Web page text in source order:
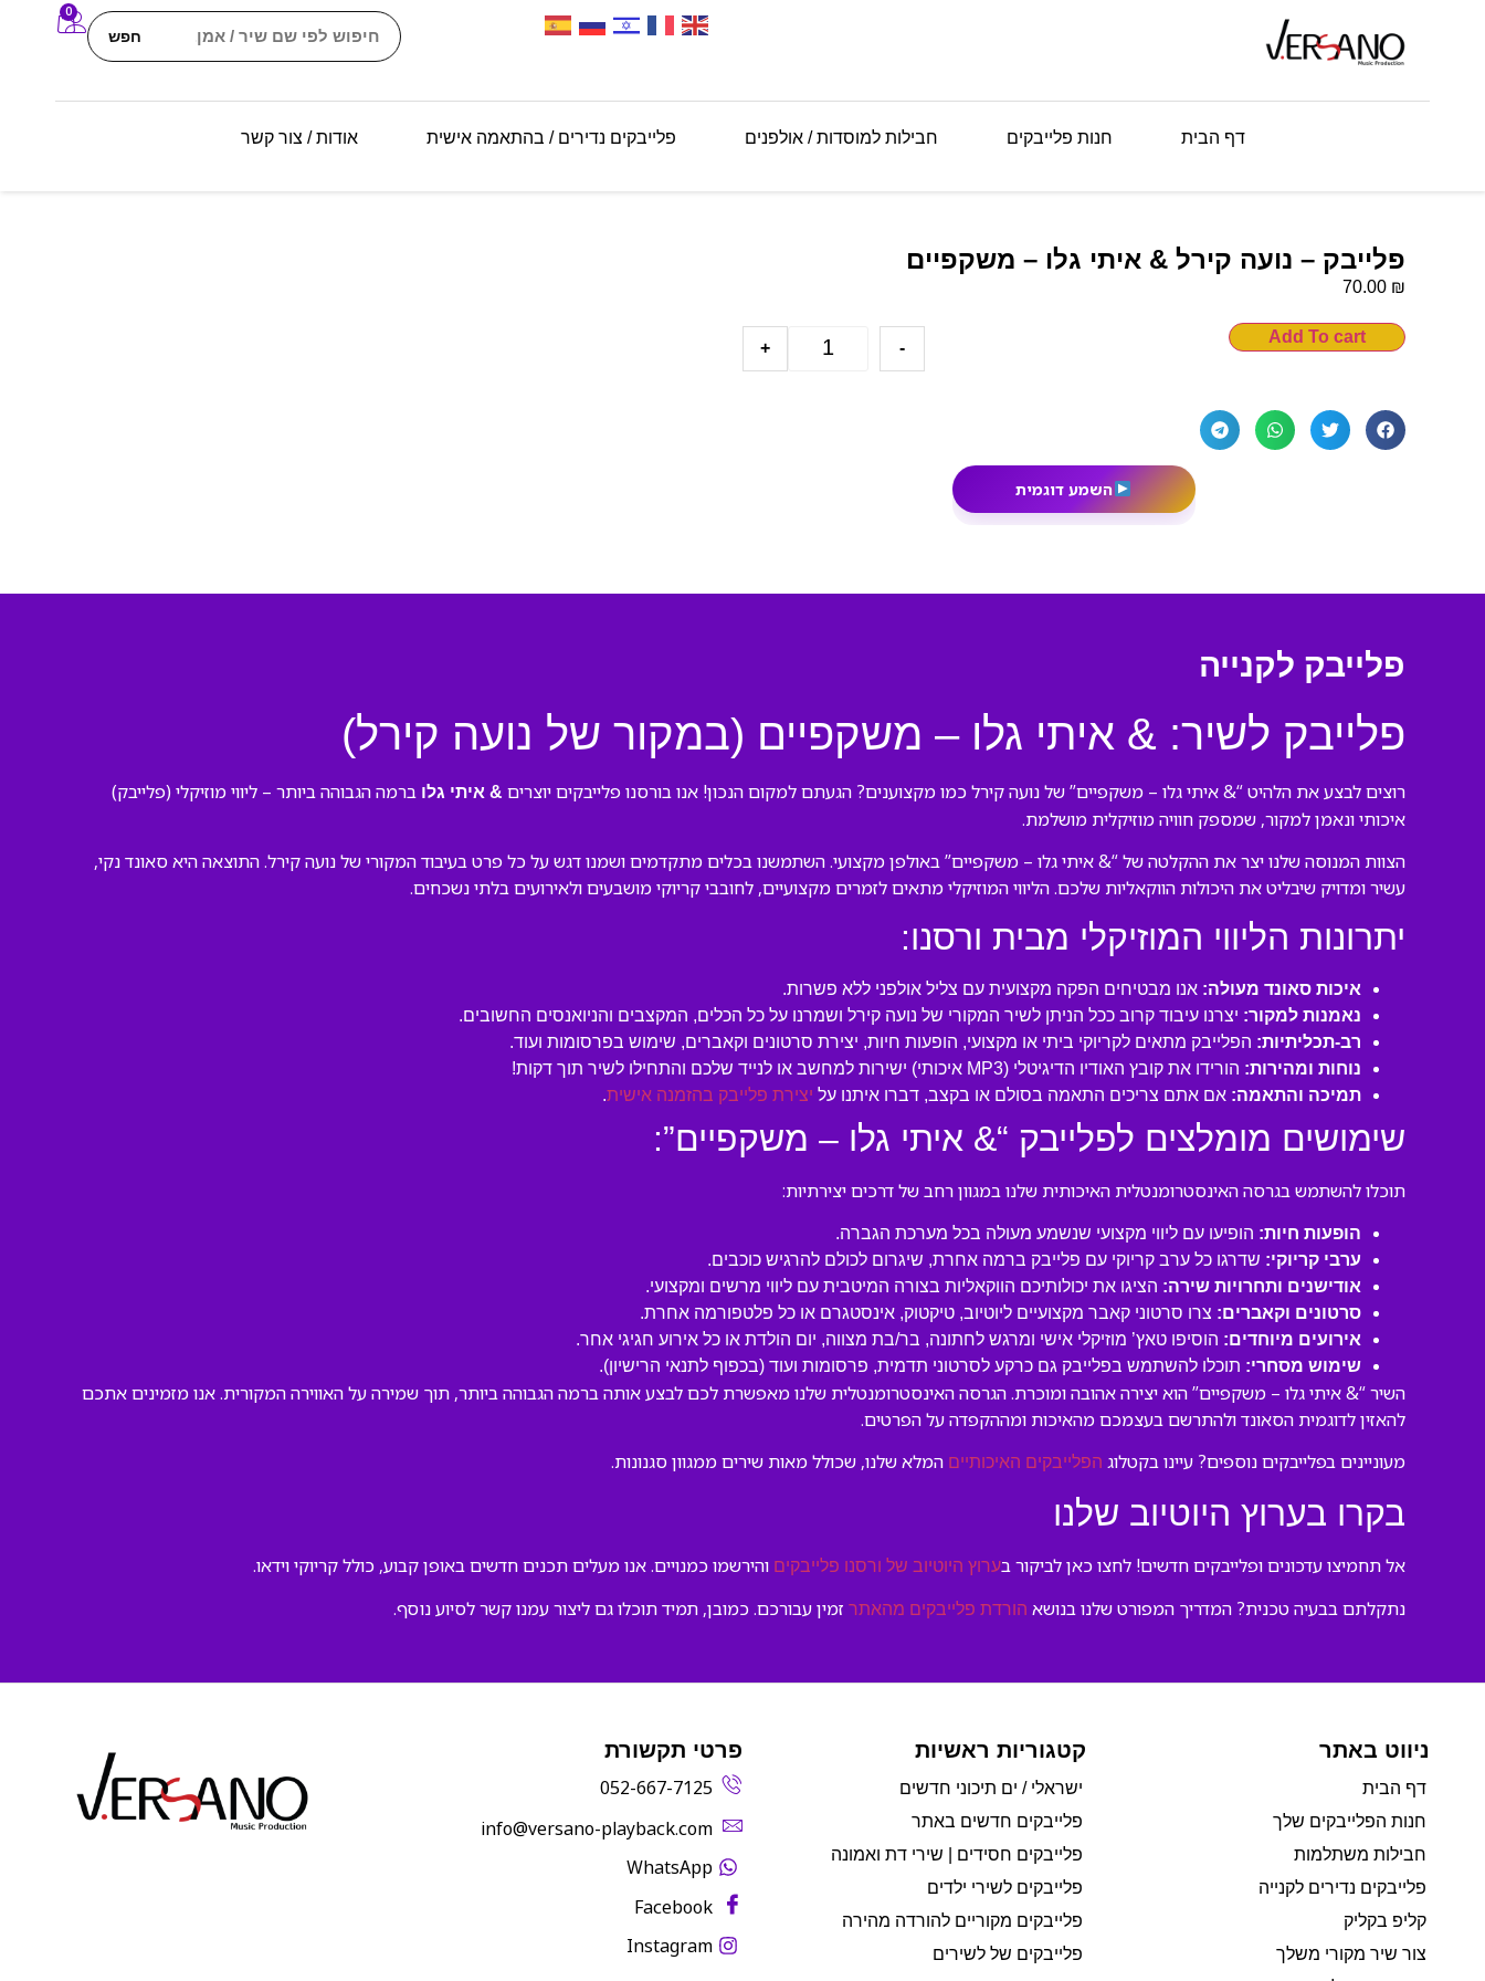
חפש
0
דף הבית חנות פלייבקים חבילות למוסדות / אולפנים פלייבקים נדירים / בהתאמה אישית אודות / צור קשר
פלייבק – נועה קירל & איתי גלו – משקפיים
70.00 ₪
-
+
Add To cart
השמע דוגמית
פלייבק לקנייה
פלייבק לשיר: & איתי גלו – משקפיים (במקור של נועה קירל)
רוצים לבצע את הלהיט “& איתי גלו – משקפיים” של נועה קירל כמו מקצוענים? הגעתם למקום הנכון! אנו בורסנו פלייבקים יוצרים & איתי גלו ברמה הגבוהה ביותר – ליווי מוזיקלי (פלייבק)
איכותי ונאמן למקור, שמספק חוויה מוזיקלית מושלמת.
הצוות המנוסה שלנו יצר את ההקלטה של “& איתי גלו – משקפיים” באולפן מקצועי. השתמשנו בכלים מתקדמים ושמנו דגש על כל פרט בעיבוד המקורי של נועה קירל. התוצאה היא סאונד נקי,
עשיר ומדויק שיבליט את היכולות הווקאליות שלכם. הליווי המוזיקלי מתאים לזמרים מקצועיים, לחובבי קריוקי מושבעים ולאירועים בלתי נשכחים.
יתרונות הליווי המוזיקלי מבית ורסנו:
איכות סאונד מעולה: אנו מבטיחים הפקה מקצועית עם צליל אולפני ללא פשרות.
נאמנות למקור: יצרנו עיבוד קרוב ככל הניתן לשיר המקורי של נועה קירל ושמרנו על כל הכלים, המקצבים והניואנסים החשובים.
רב-תכליתיות: הפלייבק מתאים לקריוקי ביתי או מקצועי, הופעות חיות, יצירת סרטונים וקאברים, שימוש בפרסומות ועוד.
נוחות ומהירות: הורידו את קובץ האודיו הדיגיטלי (MP3 איכותי) ישירות למחשב או לנייד שלכם והתחילו לשיר תוך דקות!
תמיכה והתאמה: אם אתם צריכים התאמה בסולם או בקצב, דברו איתנו על יצירת פלייבק בהזמנה אישית.
שימושים מומלצים לפלייבק “& איתי גלו – משקפיים”:
תוכלו להשתמש בגרסה האינסטרומנטלית האיכותית שלנו במגוון רחב של דרכים יצירתיות:
הופעות חיות: הופיעו עם ליווי מקצועי שנשמע מעולה בכל מערכת הגברה.
ערבי קריוקי: שדרגו כל ערב קריוקי עם פלייבק ברמה אחרת, שיגרום לכולם להרגיש כוכבים.
אודישנים ותחרויות שירה: הציגו את יכולותיכם הווקאליות בצורה המיטבית עם ליווי מרשים ומקצועי.
סרטונים וקאברים: צרו סרטוני קאבר מקצועיים ליוטיוב, טיקטוק, אינסטגרם או כל פלטפורמה אחרת.
אירועים מיוחדים: הוסיפו טאץ’ מוזיקלי אישי ומרגש לחתונה, בר/בת מצווה, יום הולדת או כל אירוע חגיגי אחר.
שימוש מסחרי: תוכלו להשתמש בפלייבק גם כרקע לסרטוני תדמית, פרסומות ועוד (בכפוף לתנאי הרישיון).
השיר “& איתי גלו – משקפיים” הוא יצירה אהובה ומוכרת. הגרסה האינסטרומנטלית שלנו מאפשרת לכם לבצע אותה ברמה הגבוהה ביותר, תוך שמירה על האווירה המקורית. אנו מזמינים אתכם
להאזין לדוגמית הסאונד ולהתרשם בעצמכם מהאיכות ומההקפדה על הפרטים.
מעוניינים בפלייבקים נוספים? עיינו בקטלוג הפלייבקים האיכותיים המלא שלנו, שכולל מאות שירים ממגוון סגנונות.
בקרו בערוץ היוטיוב שלנו
אל תחמיצו עדכונים ופלייבקים חדשים! לחצו כאן לביקור בערוץ היוטיוב של ורסנו פלייבקים והירשמו כמנויים. אנו מעלים תכנים חדשים באופן קבוע, כולל קריוקי וידאו.
נתקלתם בבעיה טכנית? המדריך המפורט שלנו בנושא הורדת פלייבקים מהאתר זמין עבורכם. כמובן, תמיד תוכלו גם ליצור עמנו קשר לסיוע נוסף.
ניווט באתר
דף הבית
חנות הפלייבקים שלך
חבילות משתלמות
פלייבקים נדירים לקנייה
קליפ בקליק
צור שיר מקורי משלך
קטגוריות ראשיות
ישראלי / ים תיכוני חדשים
פלייבקים חדשים באתר
פלייבקים חסידים | שירי דת ואמונה
פלייבקים לשירי ילדים
פלייבקים מקוריים להורדה מהירה
פלייבקים של לשירים
פרטי תקשורת
052-667-7125
‫info@versano-playback.com‬
WhatsApp
Facebook
Instagram